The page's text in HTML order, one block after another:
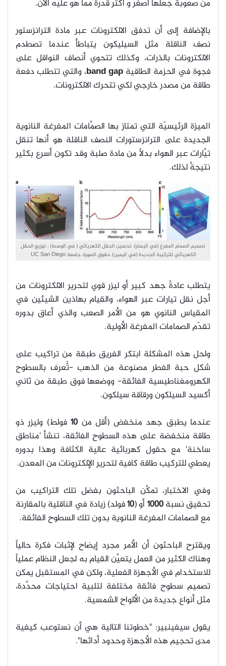
من صعوبة جعلها أصغر و أكثر قدرة مما هو عليه الآن.
بالإضافة إلى أن تدفق الالكترونات عبر مادة الترانزستور
نصف الناقلة مثل السيليكون يتباطأ عندما تصطدم
الالكترونات بالذرات، وكذلك تتحوي أنصاف النواقل على
فجوة في الحزمة الطاقية band gap، والتي تتطلب دفعة
طاقة من مصدر خارجي لكي تتحرك الالكترونات.
الميزة الرئيسيّة التي تمتاز بها الصمَّامات المفرغة النانوية
الجديدة على الترانزستورات النصف الناقلة هو أنها تنقل
تيَّارات عبر الهواء بدلاً من مادة صلبة وقد تكون أسرع بكثير
نتيجةَّ لذلك.
تصميم الصمام المفرغ (في اليسار)، تحسين الحقل الكهربائي ( في الوسط) ، توزيع الحقل
الكهربائي للتركيبة الجديدة (في اليمين) حقوق الصورة: جامعة UC San Diego
يتطلب عادةً جهد كبير أو ليزر قوي لتحرير الالكترونات من
أجل نقل تيارات عبر الهواء، والقيام بهاذين الشيئين في
المقياس النانوي هو من الأمر الصعب والذي أعاق بدوره
تقدّم الصمامات المفرغة الأولية.
ولحل هذه المشكلة ابتكر الفريق طبقة من تراكيب على
شكل حبة الفطر مصنوعة من الذهب -تُّعرف بالسطوح
الكهرومغناطيسية الفائقة- ووضعها فوق طبقة من ثاني
أكسيد السيلكون ورقاقة سيلكون.
عندما يطبق جهد منخفض (أقل من 10فولط) وليزر ذو
طاقة منخفضة على هذه السطوح الفائقة، تنشأ 'مناطق
ساخنة' مع حقول كهربائية عالية الكثافة وهذا بدوره
يعطي للتركيب طاقة كافية لتحرير الإلكترونات من المعدن.
وفِي الاختبار، تمكَّن الباحثون بفضل تلك التراكيب من
تحقيق نسبة1000أو (10فولد) زيادة في الناقلية بالمقارنة
مع الصمامات المفرغة النانوية بدون تلك السطوح الفائقة.
ويقترح الباحثون أن الأمر مجرد إيضاح لإثبات فكرة حالياً
وهناك الكثير من العمل يتعيَّن القيام به لجعل النظام عملياً
للاستخدام في الأجهزة الفعلية، ولكن في المستقبل يمكن
تصميم سطوح فائقة مختلفة لتلبية احتياجات محدَّدة،
مثل أنواع جديدة من الألواح الشمسية.
يقول سيفينبير: "خطوتنا التالية هي أن نستوعب كيفية
مدى تحجيم هذه الأجهزة وحدود أدائها".